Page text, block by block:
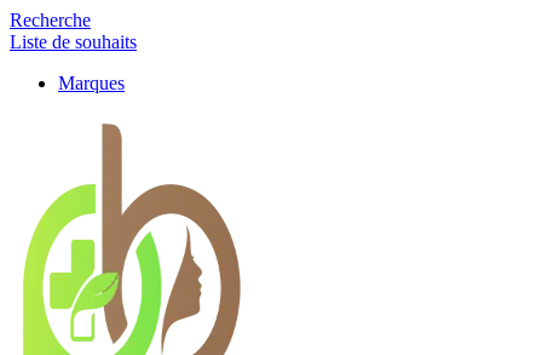
Recherche
Liste de souhaits
Marques